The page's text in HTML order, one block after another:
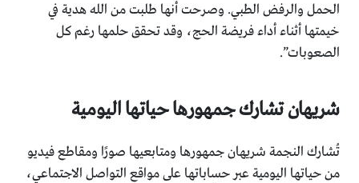
الحمل والرفض الطبي. وصرحت أنها طلبت من الله هدية في
خيمتها أثناء أداء فريضة الحج، وقد تحقق حلمها رغم كل
الصعوبات”.
شريهان تشارك جمهورها حياتها اليومية
تُشارك النجمة شريهان جمهورها ومتابعيها صورًا ومقاطع فيديو
من حياتها اليومية عبر حساباتها على مواقع التواصل الاجتماعي،